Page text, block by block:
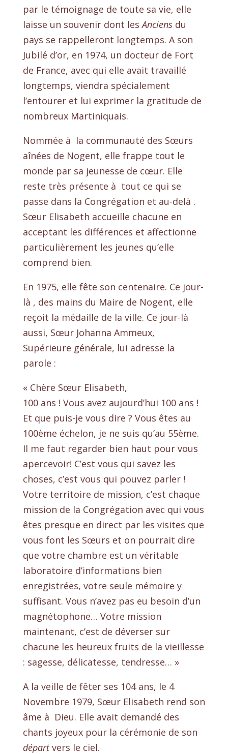
par le témoignage de toute sa vie, elle
laisse un souvenir dont lesAnciensdu
pays se rappelleront longtemps. A son
Jubilé d’or, en 1974, un docteur de Fort
de France, avec qui elle avait travaillé
longtemps, viendra spécialement
l’entourer et lui exprimer la gratitude de
nombreux Martiniquais.
Nommée à la communauté des Sœurs
aînées de Nogent, elle frappe tout le
monde par sa jeunesse de cœur. Elle
reste très présente à tout ce qui se
passe dans la Congrégation et au-delà .
Sœur Elisabeth accueille chacune en
acceptant les différences et affectionne
particulièrement les jeunes qu’elle
comprend bien.
En 1975, elle fête son centenaire. Ce jour-
là , des mains du Maire de Nogent, elle
reçoit la médaille de la ville. Ce jour-là
aussi, Sœur Johanna Ammeux,
Supérieure générale, lui adresse la
parole :
« Chère Sœur Elisabeth,
100 ans ! Vous avez aujourd’hui 100 ans !
Et que puis-je vous dire ? Vous êtes au
100ème échelon, je ne suis qu’au 55ème.
Il me faut regarder bien haut pour vous
apercevoir! C’est vous qui savez les
choses, c’est vous qui pouvez parler !
Votre territoire de mission, c’est chaque
mission de la Congrégation avec qui vous
êtes presque en direct par les visites que
vous font les Sœurs et on pourrait dire
que votre chambre est un véritable
laboratoire d’informations bien
enregistrées, votre seule mémoire y
suffisant. Vous n’avez pas eu besoin d’un
magnétophone… Votre mission
maintenant, c’est de déverser sur
chacune les heureux fruits de la vieillesse
: sagesse, délicatesse, tendresse… »
A la veille de fêter ses 104 ans, le 4
Novembre 1979, Sœur Elisabeth rend son
âme à Dieu. Elle avait demandé des
chants joyeux pour la cérémonie de son
départvers le ciel.